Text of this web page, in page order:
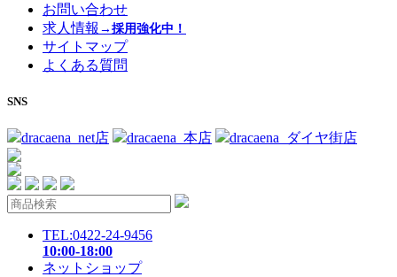
お問い合わせ
求人情報 →採用強化中！
サイトマップ
よくある質問
SNS
dracaena_net店 dracaena_本店 dracaena_ダイヤ街店
TEL:0422-24-9456
10:00-18:00
ネットショップ